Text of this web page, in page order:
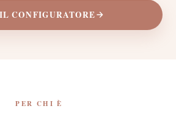
CONFIGURATORE
PER CHI È